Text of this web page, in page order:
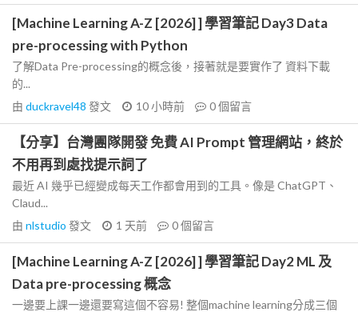
[Machine Learning A-Z [2026] ] 學習筆記 Day3 Data
pre-processing with Python
了解Data Pre-processing的概念後，接著就是要實作了 資料下載
的...
由 duckravel48 發文 10 小時前 0個留言
【分享】台灣團隊開發 免費 AI Prompt 管理網站，終於
不用再到處找提示詞了
最近 AI 幾乎已經變成每天工作都會用到的工具。像是 ChatGPT、
Claud...
由 nlstudio 發文 1 天前 0個留言
[Machine Learning A-Z [2026] ] 學習筆記 Day2 ML 及
Data pre-processing 概念
一邊要上課一邊還要寫這個不容易! 整個machine learning分成三個